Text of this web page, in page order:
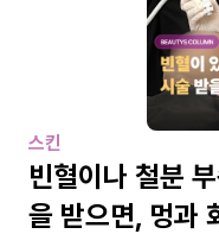
스킨
빈혈이나 철분
을 받으면, 멍과